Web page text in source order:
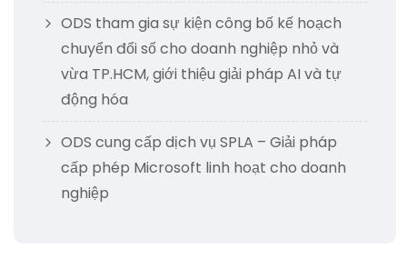
ODS tham gia sự kiện công bố kế hoạch
chuyển đổi số cho doanh nghiệp nhỏ và
vừa TP.HCM, giới thiệu giải pháp AI và tự
động hóa
ODS cung cấp dịch vụ SPLA – Giải pháp
cấp phép Microsoft linh hoạt cho doanh
nghiệp